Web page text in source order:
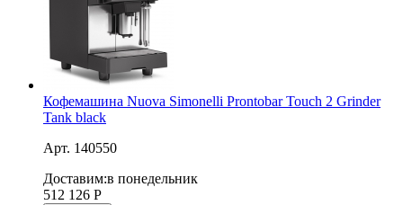
Кофемашина Nuova Simonelli Prontobar Touch 2 Grinder
Tank black
Арт. 140550
Доставим:в понедельник
512 126 Р